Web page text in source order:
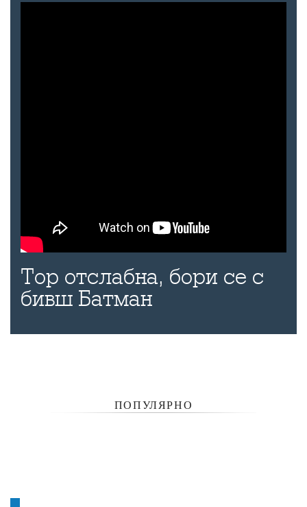
Тор отслабна, бори се с
бивш Батман
ПОПУЛЯРНО